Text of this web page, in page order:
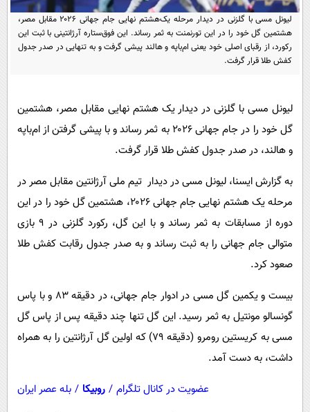
باشگاه مغز
مجله تصویری سلاح
اقتصاد
ورزش
فناوری
گوناگون
محیط زیست
فرهنگی
اجتماعی
حیات وحش
سیاست خارجی
عصر ایران 2
خواندنی ها و دیدنی ها
روانشناسی
آشپزی
دانلود
آموزش زبان
لیونل مسی با گلزنی در دیدار مرحله یک‌هشتم نهایی جام جهانی ۲۰۲۶ مقابل مصر،
هشتمین گل خود را در این تورنمنت به ثمر رساند. این فوق‌ستاره آرژانتینی با ثبت این
رکورد، از رقبای اصلی خود یعنی ام‌باپه و هالند پیشی گرفت و به تنهایی در صدر جدول
کفش طلا قرار گرفت.
لیونل مسی با گلزنی در دیدار یک‌ هشتم نهایی مقابل مصر، هشتمین
گل خود را در جام جهانی ۲۰۲۶ به ثمر رساند و با پیشی گرفتن از ام‌باپه
و هالند، در صدر جدول کفش طلا قرار گرفت.
به گزارش ایسنا، لیونل مسی در دیدار تیم ملی آرژانتین مقابل مصر در
مرحله یک‌ هشتم نهایی جام جهانی ۲۰۲۶، هشتمین گل خود را در این
دوره از مسابقات به ثمر رساند و با این گل، رکورد گلزنی در ۹ بازی
متوالی جام جهانی را به ثبت رساند و به صدر جدول رقابت کفش طلا
صعود کرد.
بیست و یکمین گل مسی در ادوار جام جهانی، در دقیقه ۸۳ و با پاس
گونسالو مونتیل به ثمر رسید. این گل تنها چند دقیقه پس از پاس گل
مسی به کریستین رومرو (دقیقه ۷۹) که اولین گل آرژانتین را به همراه
داشت، به دست آمد.
عضویت در کانال تلگرام / روبیکا / بله عصر ایران